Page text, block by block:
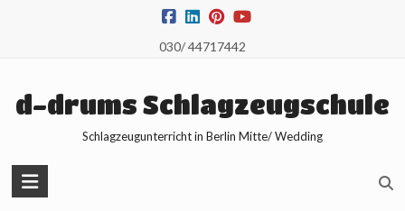
030/ 44717442
d-drums Schlagzeugschule
Schlagzeugunterricht in Berlin Mitte/ Wedding